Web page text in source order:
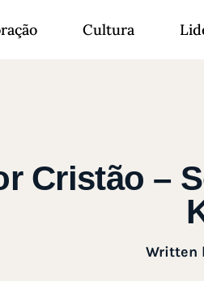
Cultura
Cristão –
Written